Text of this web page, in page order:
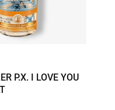
P.X. I LOVE YOU